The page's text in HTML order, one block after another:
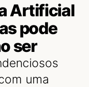
Artificial
pode
ser
uma